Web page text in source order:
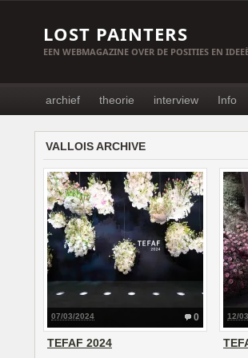
LOST PAINTERS
EEN WEBMAGAZINE OVER DE POSITIES EN
archief theorie interview Info
VALLOIS ARCHIVE
0
07/03/2024
TEFAF 2024
12/